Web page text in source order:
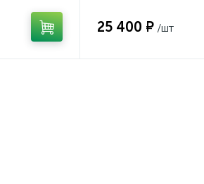
25 400 ₽ /шт